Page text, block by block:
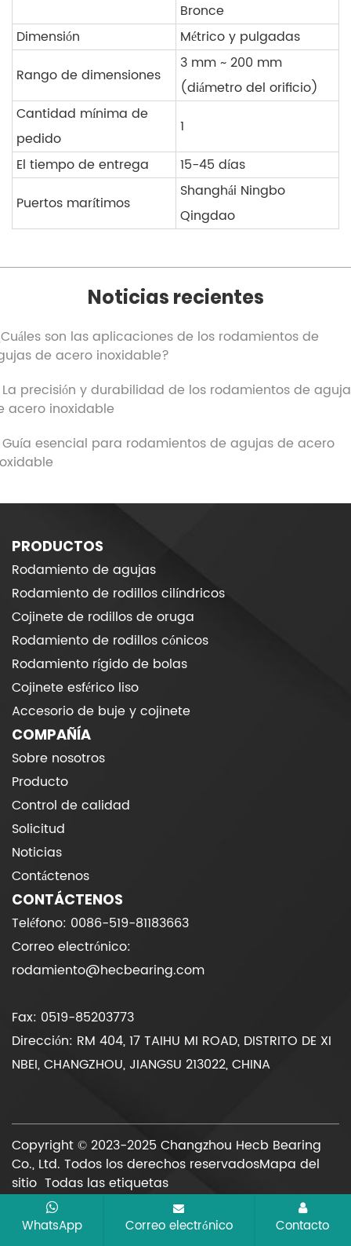
Bronce
Dimensión
Métrico y pulgadas
Rango de dimensiones
3 mm ~ 200 mm
(diámetro del orificio)
Cantidad mínima de
pedido
1
El tiempo de entrega
15-45 días
Puertos marítimos
Shanghái Ningbo
Qingdao
Noticias recientes
son las aplicaciones de los rodamientos de
de acero inoxidable?
La precisión y durabilidad de los rodamientos de
acero inoxidable
Guía esencial para rodamientos de agujas de acero
PRODUCTOS
Rodamiento de agujas
Rodamiento de rodillos cilíndricos
Cojinete de rodillos de oruga
Rodamiento de rodillos cónicos
Rodamiento rígido de bolas
Cojinete esférico liso
Accesorio de buje y cojinete
COMPAÑÍA
Sobre nosotros
Producto
Control de calidad
Solicitud
Noticias
Contáctenos
CONTÁCTENOS
Teléfono: 0086-519-81183663
Correo electrónico:
rodamiento@hecbearing.com
Fax: 0519-85203773
Dirección: RM 404, 17 TAIHU MI ROAD, DISTRITO DE XI
NBEI, CHANGZHOU, JIANGSU 213022, CHINA
Copyright © 2023-2025 Changzhou Hecb Bearing
Co., Ltd. Todos los derechos reservadosMapa del
sitio Todas las etiquetas
WhatsApp Correo electrónico Contacto